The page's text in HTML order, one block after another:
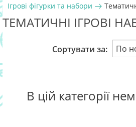
Ігрові фігурки та набори
ТЕМАТИЧНІ ІГРОВІ
Сортувати за:
В цій категорії